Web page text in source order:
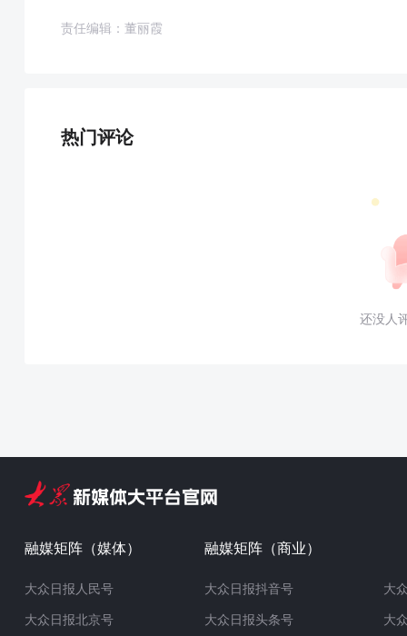
责任编辑：董丽霞
热门评论
还没人
融媒矩阵（媒体）
大众日报人民号
大众日报北京号
融媒矩阵（商业）
大众日报抖音号
大众日报头条号
大
大